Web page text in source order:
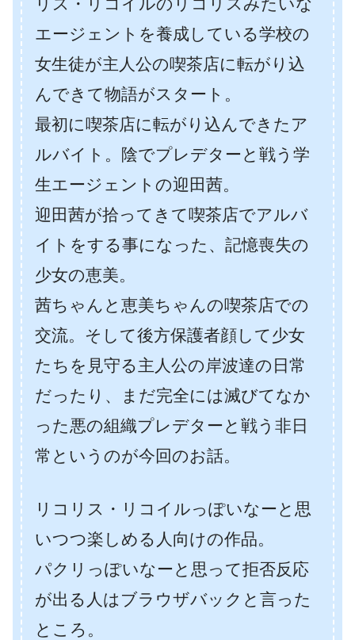
エージェントを養成している学校の
女生徒が主人公の喫茶店に転がり込
んできて物語がスタート。
最初に喫茶店に転がり込んできたア
ルバイト。陰でプレデターと戦う学
生エージェントの迎田茜。
迎田茜が拾ってきて喫茶店でアルバ
イトをする事になった、記憶喪失の
少女の恵美。
茜ちゃんと恵美ちゃんの喫茶店での
交流。そして後方保護者顔して少女
たちを見守る主人公の岸波達の日常
だったり、まだ完全には滅びてなか
った悪の組織プレデターと戦う非日
常というのが今回のお話。
リコリス・リコイルっぽいなーと思
いつつ楽しめる人向けの作品。
パクリっぽいなーと思って拒否反応
が出る人はブラウザバックと言った
ところ。